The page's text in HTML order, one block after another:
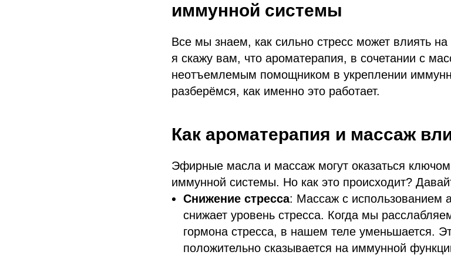
иммунной системы
Все мы знаем, как сильно стресс может влиять
я скажу вам, что ароматерапия, в сочетании с
неотъемлемым помощником в укреплении
разберёмся, как именно это работает.
Как ароматерапия и массаж
Эфирные масла и массаж могут оказаться
иммунной системы. Но как это происходит?
Снижение стресса: Массаж с использованием
снижает уровень стресса. Когда мы
гормона стресса, в нашем теле уменьшается.
положительно сказывается на иммунной